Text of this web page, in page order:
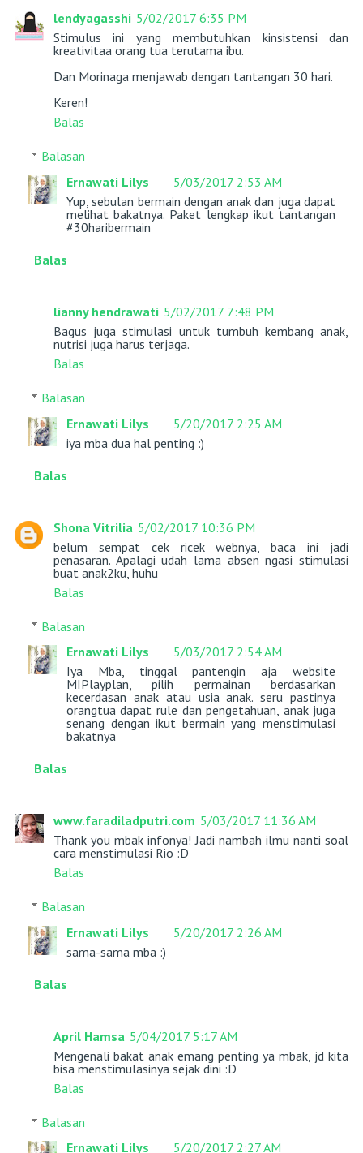
lendyagasshi 5/02/2017 6:35 PM
Stimulus ini yang membutuhkan kinsistensi dan
kreativitaa orang tua terutama ibu.
Dan Morinaga menjawab dengan tantangan 30 hari.
Keren!
Balas
Balasan
Ernawati Lilys
5/03/2017 2:53 AM
Yup, sebulan bermain dengan anak dan juga dapat
melihat bakatnya. Paket lengkap ikut tantangan
#30haribermain
Balas
lianny hendrawati 5/02/2017 7:48 PM
Bagus juga stimulasi untuk tumbuh kembang anak,
nutrisi juga harus terjaga.
Balas
Balasan
Ernawati Lilys
5/20/2017 2:25 AM
iya mba dua hal penting :)
Balas
Shona Vitrilia 5/02/2017 10:36 PM
belum sempat cek ricek webnya, baca ini jadi
penasaran. Apalagi udah lama absen ngasi stimulasi
buat anak2ku, huhu
Balas
Balasan
Ernawati Lilys
5/03/2017 2:54 AM
Iya Mba, tinggal pantengin aja website
MIPlayplan, pilih permainan berdasarkan
kecerdasan anak atau usia anak. seru pastinya
orangtua dapat rule dan pengetahuan, anak juga
senang dengan ikut bermain yang menstimulasi
bakatnya
Balas
www.faradiladputri.com 5/03/2017 11:36 AM
Thank you mbak infonya! Jadi nambah ilmu nanti soal
cara menstimulasi Rio :D
Balas
Balasan
Ernawati Lilys
5/20/2017 2:26 AM
sama-sama mba :)
Balas
April Hamsa 5/04/2017 5:17 AM
Mengenali bakat anak emang penting ya mbak, jd kita
bisa menstimulasinya sejak dini :D
Balas
Balasan
Ernawati Lilys
5/20/2017 2:27 AM